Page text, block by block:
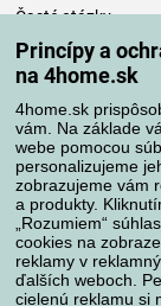
Princípy a
na 4home.sk
4home.sk
vám. Na základe
webe pomocou
personalizujeme
zobrazujeme vám
a produkty.
„Rozumiem“
cookies na
reklamy v
ďalších weboch.
cielenú reklamu si
Časté otázky
Reklamácia
Odstúpenie od
Spôsoby
Spôsoby